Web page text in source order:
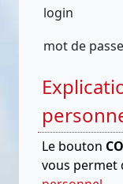
login
mot de passe
Le bouton
vous permet